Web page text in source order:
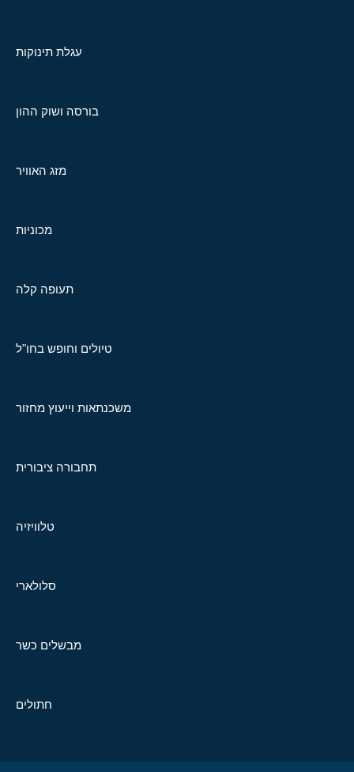
עגלת תינוקות
בורסה ושוק ההון
מזג האוויר
מכוניות
תעופה קלה
טיולים וחופש בחו"ל
משכנתאות וייעוץ מחזור
תחבורה ציבורית
טלוויזיה
סלולארי
מבשלים כשר
חתולים